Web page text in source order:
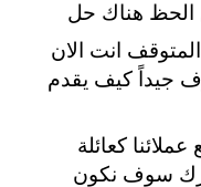
الحظ هناك حل
انت الان
جيداً كيف يقدم
كعائلة
سوف نكون